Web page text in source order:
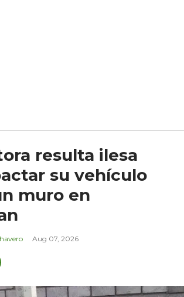
resulta ilesa
su vehículo
muro en
Aug 07, 2026